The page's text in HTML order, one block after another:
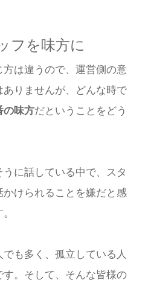
フを味方に
方は違うので、運営側の意
ありませんが、どんな時で
の味方だということをどう
に話している中で、スタ
かけられることを嫌だと感
も多く、孤立している人
。そして、そんな皆様の